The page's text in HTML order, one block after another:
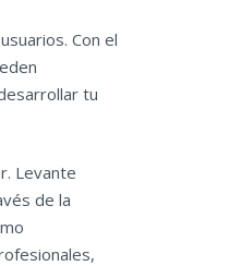
Con el
tu
Levante
de la